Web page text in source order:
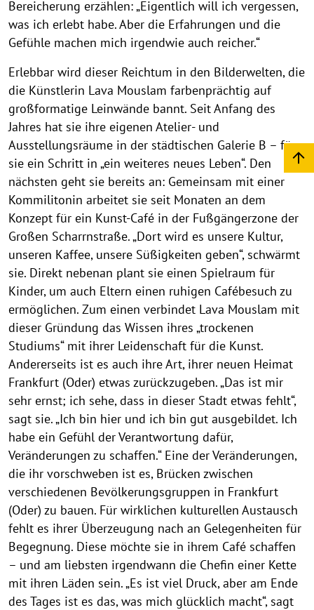
Bereicherung erzählen: „Eigentlich will ich vergessen,
was ich erlebt habe. Aber die Erfahrungen und die
Gefühle machen mich irgendwie auch reicher.“
Erlebbar wird dieser Reichtum in den Bilderwelten, die
die Künstlerin Lava Mouslam farbenprächtig auf
großformatige Leinwände bannt. Seit Anfang des
Jahres hat sie ihre eigenen Atelier- und
Ausstellungsräume in der städtischen Galerie B – für
sie ein Schritt in „ein weiteres neues Leben“. Den
nächsten geht sie bereits an: Gemeinsam mit einer
Kommilitonin arbeitet sie seit Monaten an dem
Konzept für ein Kunst-Café in der Fußgängerzone der
Großen Scharrnstraße. „Dort wird es unsere Kultur,
unseren Kaffee, unsere Süßigkeiten geben“, schwärmt
sie. Direkt nebenan plant sie einen Spielraum für
Kinder, um auch Eltern einen ruhigen Cafébesuch zu
ermöglichen. Zum einen verbindet Lava Mouslam mit
dieser Gründung das Wissen ihres „trockenen
Studiums“ mit ihrer Leidenschaft für die Kunst.
Andererseits ist es auch ihre Art, ihrer neuen Heimat
Frankfurt (Oder) etwas zurückzugeben. „Das ist mir
sehr ernst; ich sehe, dass in dieser Stadt etwas fehlt“,
sagt sie. „Ich bin hier und ich bin gut ausgebildet. Ich
habe ein Gefühl der Verantwortung dafür,
Veränderungen zu schaffen.“ Eine der Veränderungen,
die ihr vorschweben ist es, Brücken zwischen
verschiedenen Bevölkerungsgruppen in Frankfurt
(Oder) zu bauen. Für wirklichen kulturellen Austausch
fehlt es ihrer Überzeugung nach an Gelegenheiten für
Begegnung. Diese möchte sie in ihrem Café schaffen
– und am liebsten irgendwann die Chefin einer Kette
mit ihren Läden sein. „Es ist viel Druck, aber am Ende
des Tages ist es das, was mich glücklich macht“, sagt